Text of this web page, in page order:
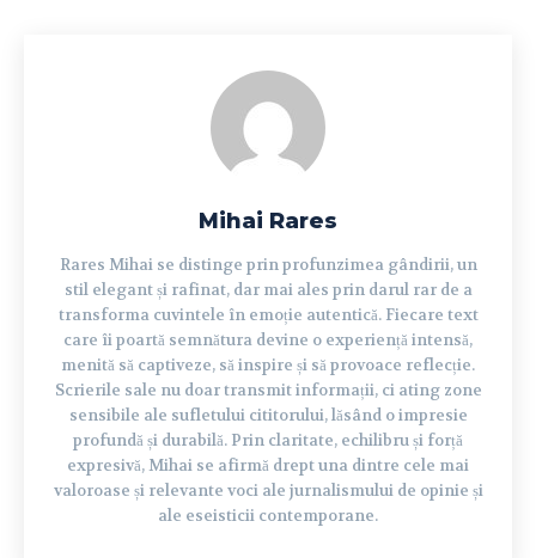
Mihai Rares
Rares Mihai se distinge prin profunzimea gândirii, un
stil elegant și rafinat, dar mai ales prin darul rar de a
transforma cuvintele în emoție autentică. Fiecare text
care îi poartă semnătura devine o experiență intensă,
menită să captiveze, să inspire și să provoace reflecție.
Scrierile sale nu doar transmit informații, ci ating zone
sensibile ale sufletului cititorului, lăsând o impresie
profundă și durabilă. Prin claritate, echilibru și forță
expresivă, Mihai se afirmă drept una dintre cele mai
valoroase și relevante voci ale jurnalismului de opinie și
ale eseisticii contemporane.